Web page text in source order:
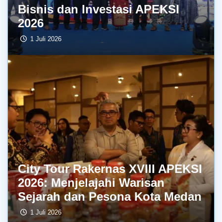
Bisnis dan Investasi APEKSI
2026
1 Juli 2026
City Tour Rakernas XVIII APEKSI
2026: Menjelajahi Warisan
Sejarah dan Pesona Kota Medan
1 Juli 2026